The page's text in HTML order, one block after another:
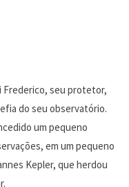
Frederico, seu protetor,
do seu observatório.
um pequeno
em um pequeno
Kepler, que herdou